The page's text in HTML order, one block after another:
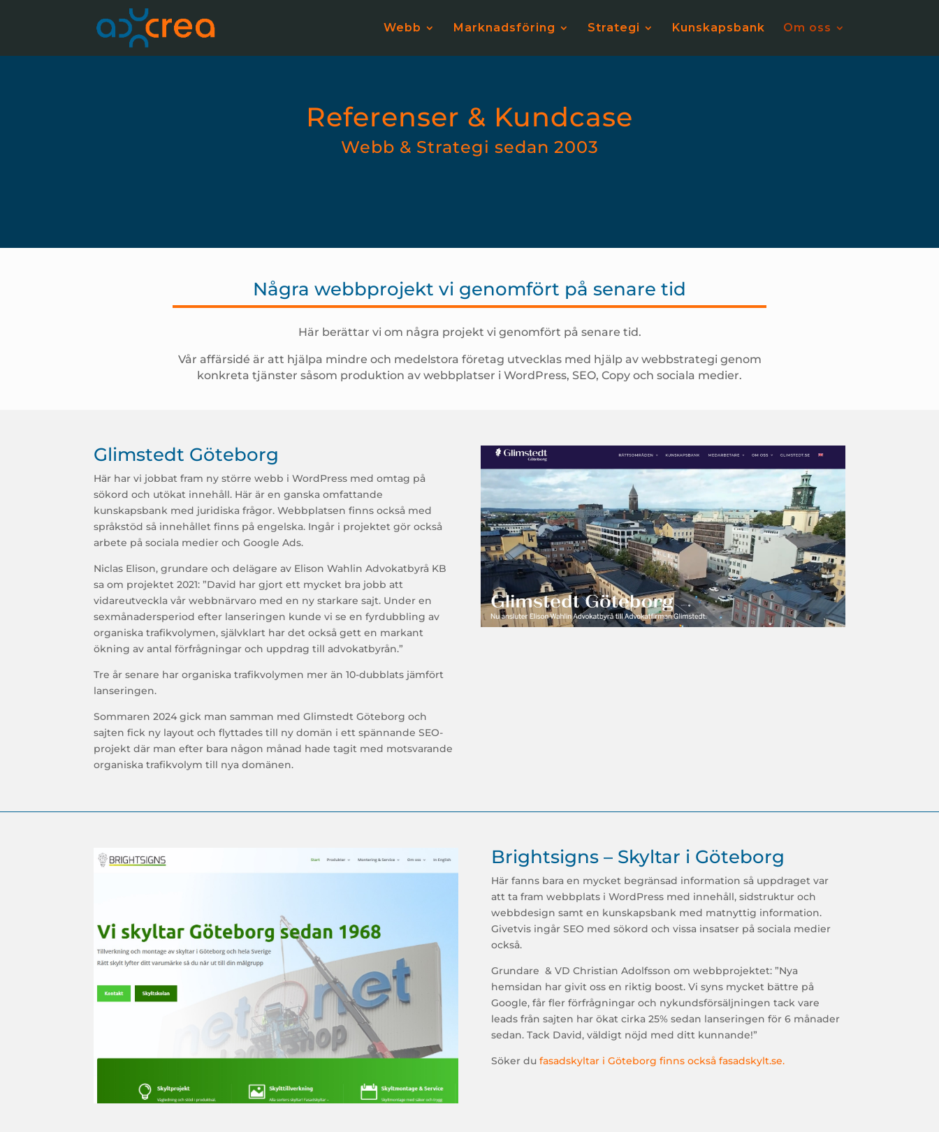
Webb Marknadsföring Strategi Kunskapsbank Om oss
Referenser & Kundcase
Webb & Strategi sedan 2003
Några webbprojekt vi genomfört på senare tid
Här berättar vi om några projekt vi genomfört på senare tid.
Vår affärsidé är att hjälpa mindre och medelstora företag utvecklas med hjälp av webbstrategi genom
konkreta tjänster såsom produktion av webbplatser i WordPress, SEO, Copy och sociala medier.
Glimstedt Göteborg
Här har vi jobbat fram ny större webb i WordPress med omtag på
sökord och utökat innehåll. Här är en ganska omfattande
kunskapsbank med juridiska frågor. Webbplatsen finns också med
språkstöd så innehållet finns på engelska. Ingår i projektet gör också
arbete på sociala medier och Google Ads.
Niclas Elison, grundare och delägare av Elison Wahlin Advokatbyrå KB
sa om projektet 2021: ”David har gjort ett mycket bra jobb att
vidareutveckla vår webbnärvaro med en ny starkare sajt. Under en
sexmånadersperiod efter lanseringen kunde vi se en fyrdubbling av
organiska trafikvolymen, självklart har det också gett en markant
ökning av antal förfrågningar och uppdrag till advokatbyrån.”
Tre år senare har organiska trafikvolymen mer än 10-dubblats jämfört
lanseringen.
Sommaren 2024 gick man samman med Glimstedt Göteborg och
sajten fick ny layout och flyttades till ny domän i ett spännande SEO-
projekt där man efter bara någon månad hade tagit med motsvarande
organiska trafikvolym till nya domänen.
Brightsigns – Skyltar i Göteborg
Här fanns bara en mycket begränsad information så uppdraget var
att ta fram webbplats i WordPress med innehåll, sidstruktur och
webbdesign samt en kunskapsbank med matnyttig information.
Givetvis ingår SEO med sökord och vissa insatser på sociala medier
också.
Grundare & VD Christian Adolfsson om webbprojektet: ”Nya
hemsidan har givit oss en riktig boost. Vi syns mycket bättre på
Google, får fler förfrågningar och nykundsförsäljningen tack vare
leads från sajten har ökat cirka 25% sedan lanseringen för 6 månader
sedan. Tack David, väldigt nöjd med ditt kunnande!”
Söker dufasadskyltar i Göteborg finns också fasadskylt.se.